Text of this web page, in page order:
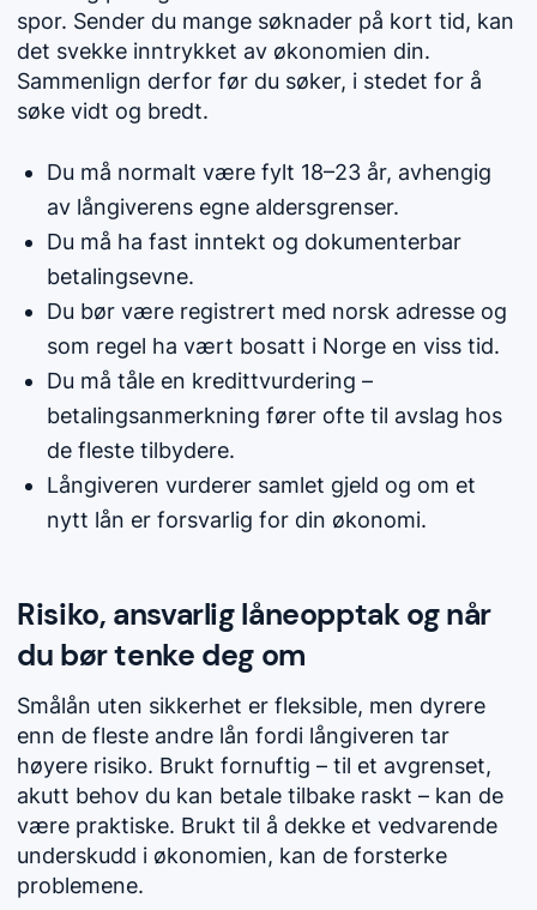
spor. Sender du mange søknader på kort tid, kan
det svekke inntrykket av økonomien din.
Sammenlign derfor før du søker, i stedet for å
søke vidt og bredt.
Du må normalt være fylt 18–23 år, avhengig
av långiverens egne aldersgrenser.
Du må ha fast inntekt og dokumenterbar
betalingsevne.
Du bør være registrert med norsk adresse og
som regel ha vært bosatt i Norge en viss tid.
Du må tåle en kredittvurdering –
betalingsanmerkning fører ofte til avslag hos
de fleste tilbydere.
Långiveren vurderer samlet gjeld og om et
nytt lån er forsvarlig for din økonomi.
Risiko, ansvarlig låneopptak og når
du bør tenke deg om
Smålån uten sikkerhet er fleksible, men dyrere
enn de fleste andre lån fordi långiveren tar
høyere risiko. Brukt fornuftig – til et avgrenset,
akutt behov du kan betale tilbake raskt – kan de
være praktiske. Brukt til å dekke et vedvarende
underskudd i økonomien, kan de forsterke
problemene.